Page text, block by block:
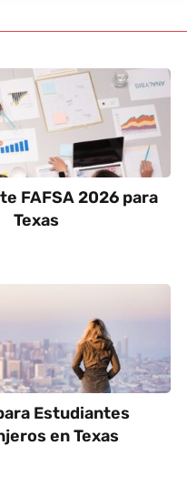
FAFSA 2026 para
Texas
Estudiantes
en Texas